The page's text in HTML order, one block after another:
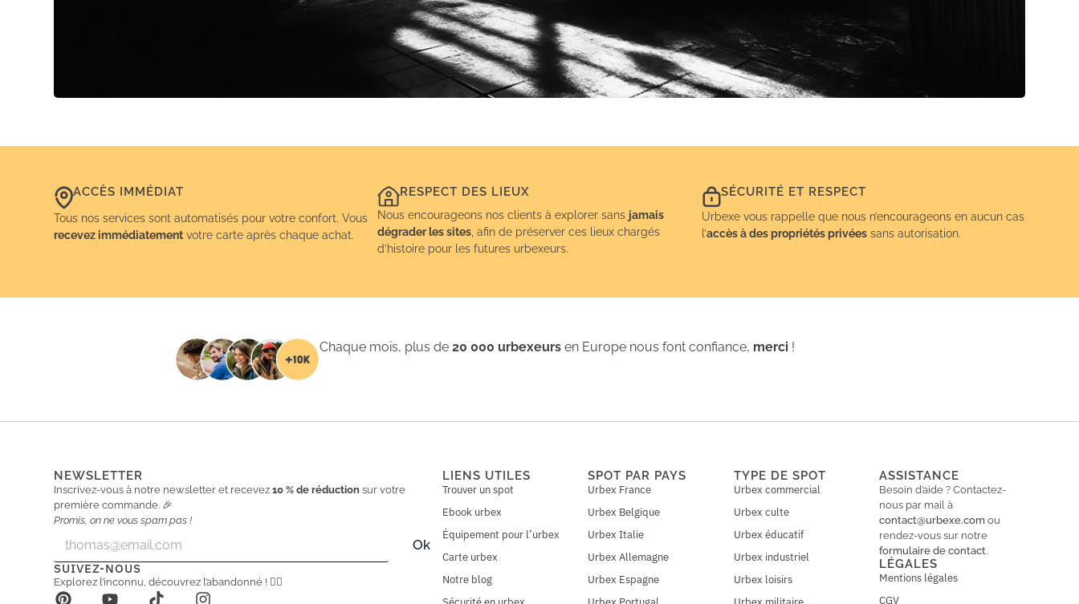
ACCÈS IMMÉDIAT
Tous nos services sont automatisés pour votre confort. Vous
recevez immédiatement votre carte après chaque achat.
RESPECT DES LIEUX
Nous encourageons nos clients à explorer sans jamais
dégrader les sites , afin de préserver ces lieux chargés
d’histoire pour les futures urbexeurs.
SÉCURITÉ ET RESPECT
Urbexe vous rappelle que nous n’encourageons en aucun cas
l’accès à des propriétés privéessans autorisation.
Chaque mois, plus de20 000 urbexeurs en Europe nous font confiance, merci !
NEWSLETTER
Inscrivez-vous à notre newsletter et recevez10 % de réduction sur votre
première commande. 🎉
Promis, on ne vous spam pas !
a
i
l
a
i
l
Ok
SUIVEZ-NOUS
Explorez l’inconnu, découvrez l’abandonné ! 🕵️‍♂️
LIENS UTILES
Trouver un spot
Ebook urbex
Équipement pour l’urbex
Carte urbex
Notre blog
SPOT PAR PAYS
Urbex France
Urbex Belgique
Urbex Italie
Urbex Allemagne
Urbex Espagne
TYPE DE SPOT
Urbex commercial
Urbex culte
Urbex éducatif
Urbex industriel
Urbex loisirs
ASSISTANCE
Besoin d’aide ? Contactez-
nous par mail à
contact@urbexe.com ou
rendez-vous sur notre
formulaire de contact.
LÉGALES
Mentions légales
CGV